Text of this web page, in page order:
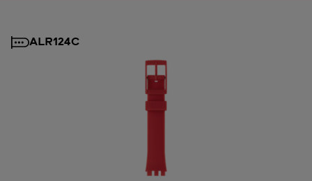
ALR124C